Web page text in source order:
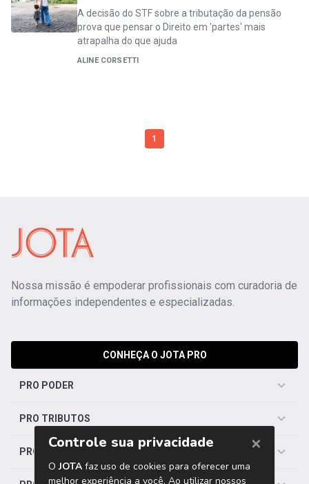
A decisão do STF sobre a tributação da pensão
prova que pensar o Direito em 'partes' mais
atrapalha do que ajuda
ALINE CORSETTI
1
Nossa missão é empoderar profissionais com curadoria de
informações independentes e especializadas.
CONHEÇA O JOTA PRO
PRO PODER
PRO TRIBUTOS
PRO TRABALHISTA